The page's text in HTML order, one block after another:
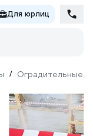
Для юрлиц
/ Оградительные